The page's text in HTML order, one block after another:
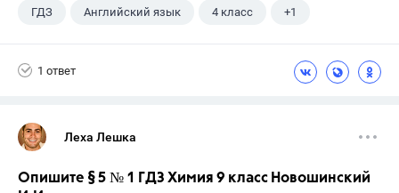
ГДЗ Английский язык 4 класс +1
1 ответ
Леха Лешка
Опишите § 5 № 1 ГДЗ Химия 9 класс Новошинский